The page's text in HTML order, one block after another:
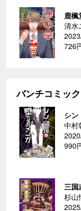
鹿
清水
726
バンチコミッ
シン
中村
990
三
杉山